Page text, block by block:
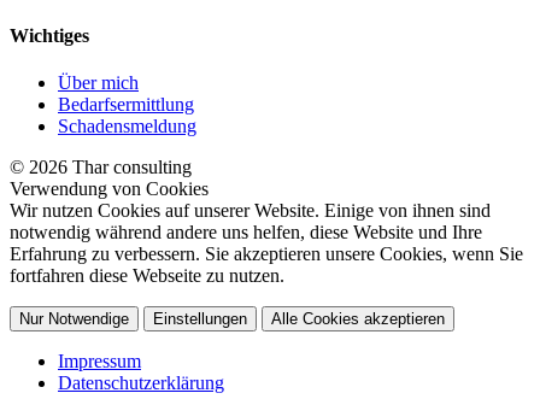
Wichtiges
Über mich
Bedarfsermittlung
Schadensmeldung
© 2026 Thar consulting
Verwendung von Cookies
Wir nutzen Cookies auf unserer Website. Einige von ihnen sind
notwendig während andere uns helfen, diese Website und Ihre
Erfahrung zu verbessern. Sie akzeptieren unsere Cookies, wenn Sie
fortfahren diese Webseite zu nutzen.
Nur Notwendige Einstellungen Alle Cookies akzeptieren
Impressum
Datenschutzerklärung